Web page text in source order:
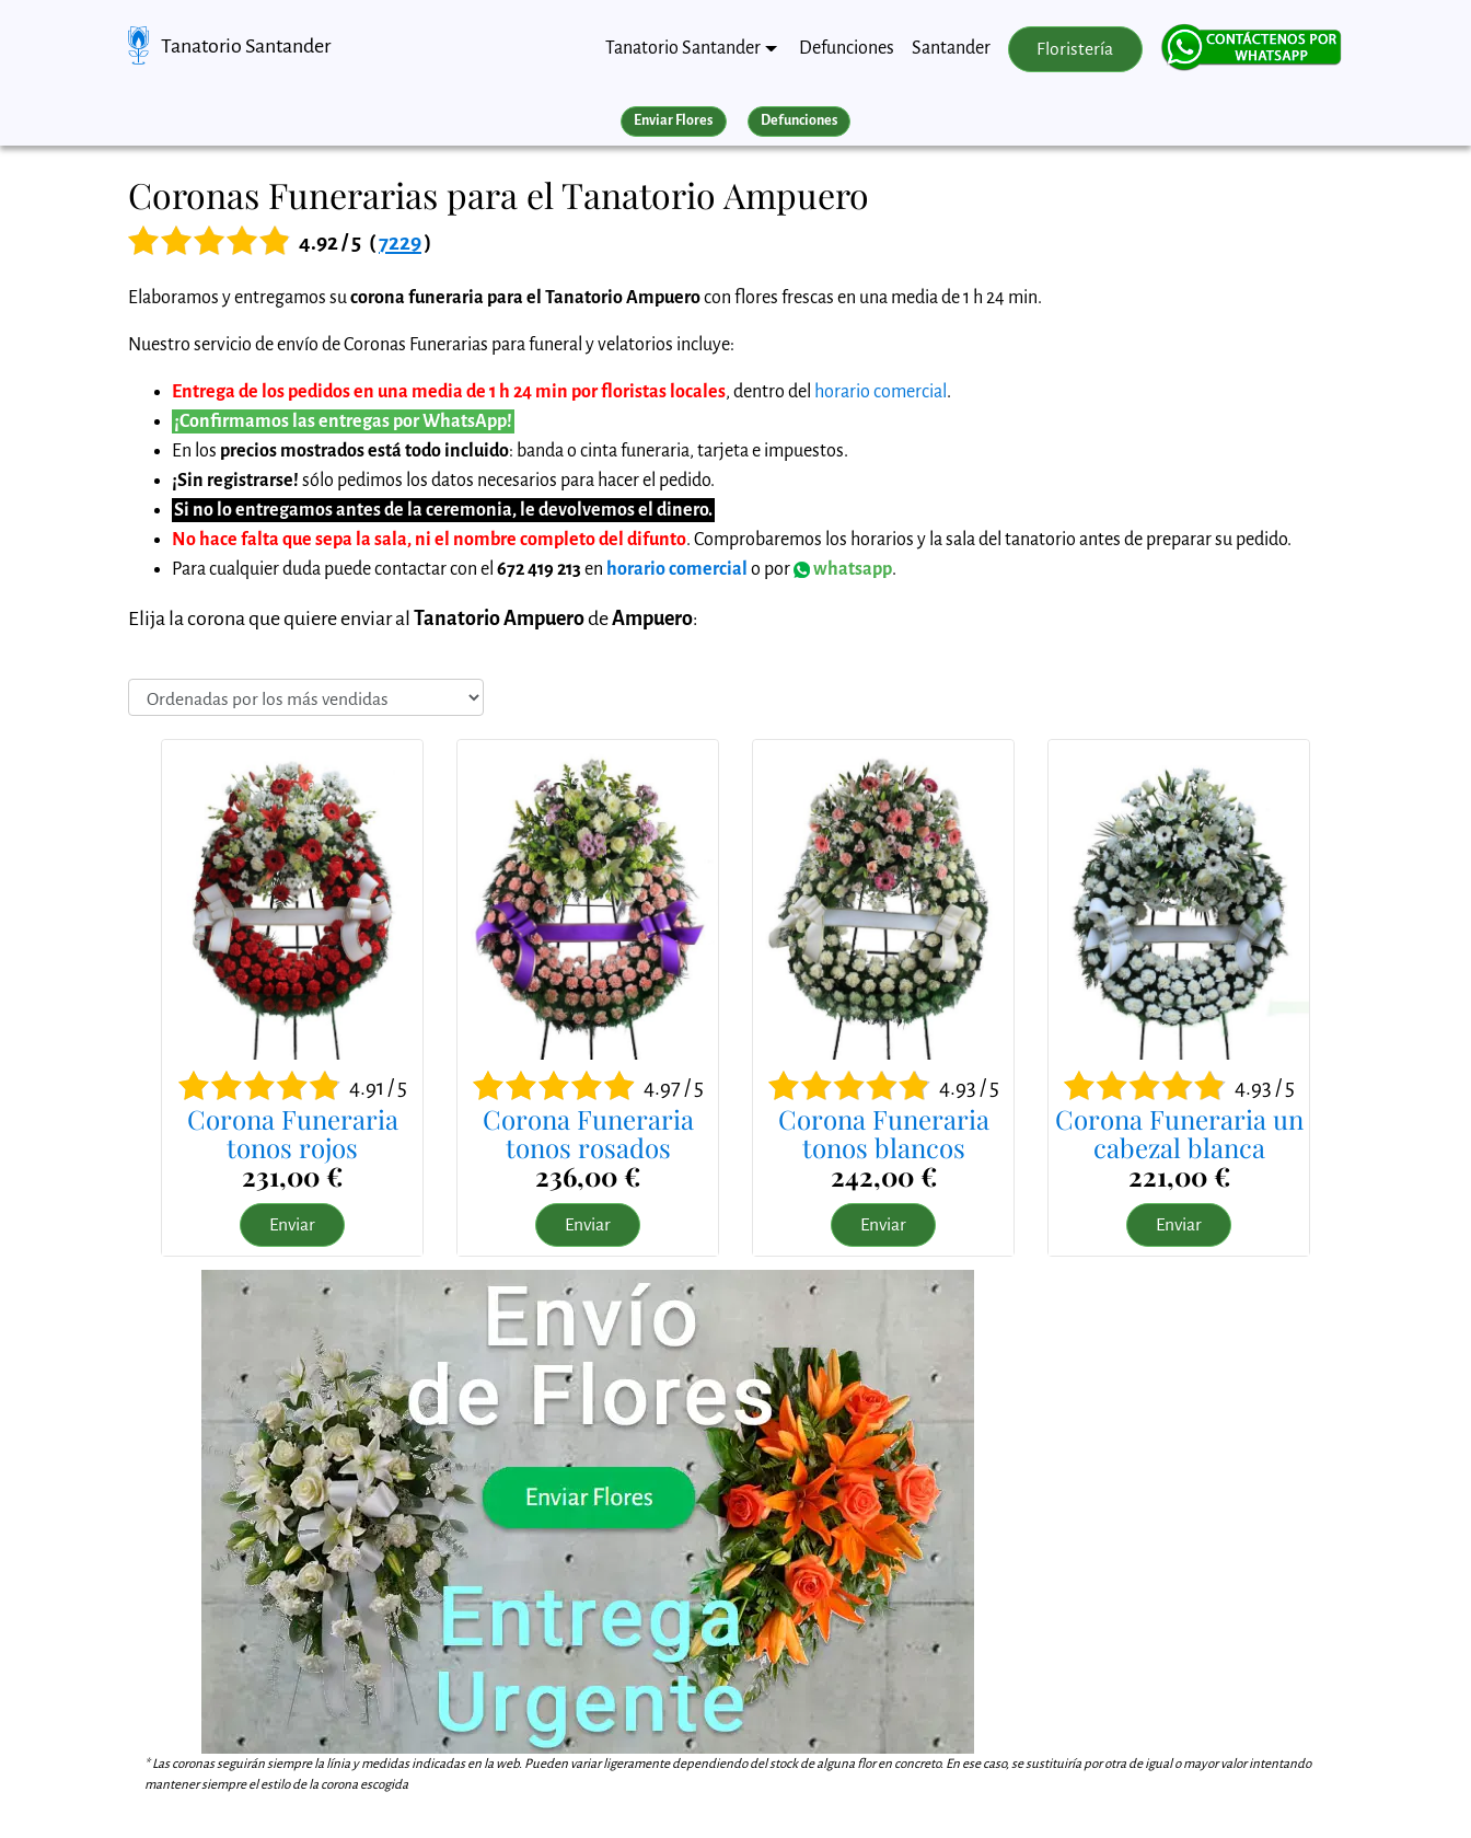
Tanatorio Santander Tanatorio Santander Defunciones Santander Floristería
Enviar Flores Defunciones
Coronas Funerarias para el Tanatorio Ampuero
4.92 / 5 (7229)
Elaboramos y entregamos sucorona funeraria para el Tanatorio Ampuerocon flores frescas en una media de 1 h 24 min.
Nuestro servicio de envío de Coronas Funerarias para funeral y velatorios incluye:
Entrega de los pedidos en una media de 1 h 24 min por floristas locales, dentro del horario comercial .
¡Confirmamos las entregas por WhatsApp!
En los precios mostrados está todo incluido: banda o cinta funeraria, tarjeta e impuestos.
¡Sin registrarse! sólo pedimos los datos necesarios para hacer el pedido.
Si no lo entregamos antes de la ceremonia, le devolvemos el dinero.
No hace falta que sepa la sala, ni el nombre completo del difunto. Comprobaremos los horarios y la sala del tanatorio antes de preparar su pedido.
Para cualquier duda puede contactar con el 672 419 213 en horario comercial o por whatsapp.
Elija la corona que quiere enviar al Tanatorio AmpuerodeAmpuero:
4.91 / 5
Corona Funeraria
tonos rojos
231,00 €
Enviar
4.97 / 5
Corona Funeraria
tonos rosados
236,00 €
Enviar
4.93 / 5
Corona Funeraria
tonos blancos
242,00 €
Enviar
4.93 / 5
Corona Funeraria un
cabezal blanca
221,00 €
Enviar
* Las coronas seguirán siempre la línia y medidas indicadas en la web. Pueden variar ligeramente dependiendo del stock de alguna flor en concreto. En ese caso, se sustituiría por otra de igual o mayor valor intentando
mantener siempre el estilo de la corona escogida